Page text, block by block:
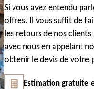
Si vous avez entendu
offres. Il vous suffit de
les retours de nos
avec nous en appelant
obtenir le devis de votre
Estimation gratuite